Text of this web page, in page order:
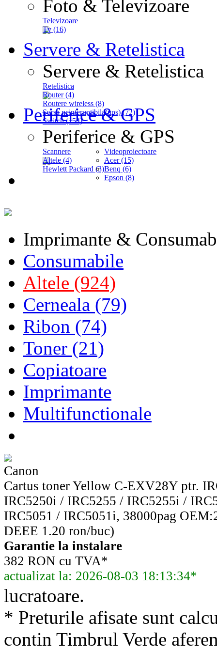
Foto & Televizoare
Televizoare
Tv (16)
Servere & Retelistica
Servere & Retelistica
Retelistica
Router (4)
Routere wireless (8)
Sursa neinteruptibila(ups) (72)
Switch (154)
Periferice & GPS
Periferice & GPS
Scannere
Altele (4)
Hewlett Packard (3)
Videoproiectoare
Acer (15)
Benq (6)
Epson (8)
Imprimante &
Consumabile
Altele (924)
Cerneala (79)
Ribon (74)
Toner (21)
Copiatoare
Imprimante
Multifunctionale
Canon
Cartus toner Yellow C-EXV28Y ptr.
IRC5250i / IRC5255 / IRC5255i /
IRC5051 / IRC5051i, 38000pag
DEEE 1.20 ron/buc)
Garantie la instalare
382 RON cu TVA*
actualizat la: 2026-08-03 18:13:34*
lucratoare.
* Preturile afisate sunt
contin Timbrul Verde